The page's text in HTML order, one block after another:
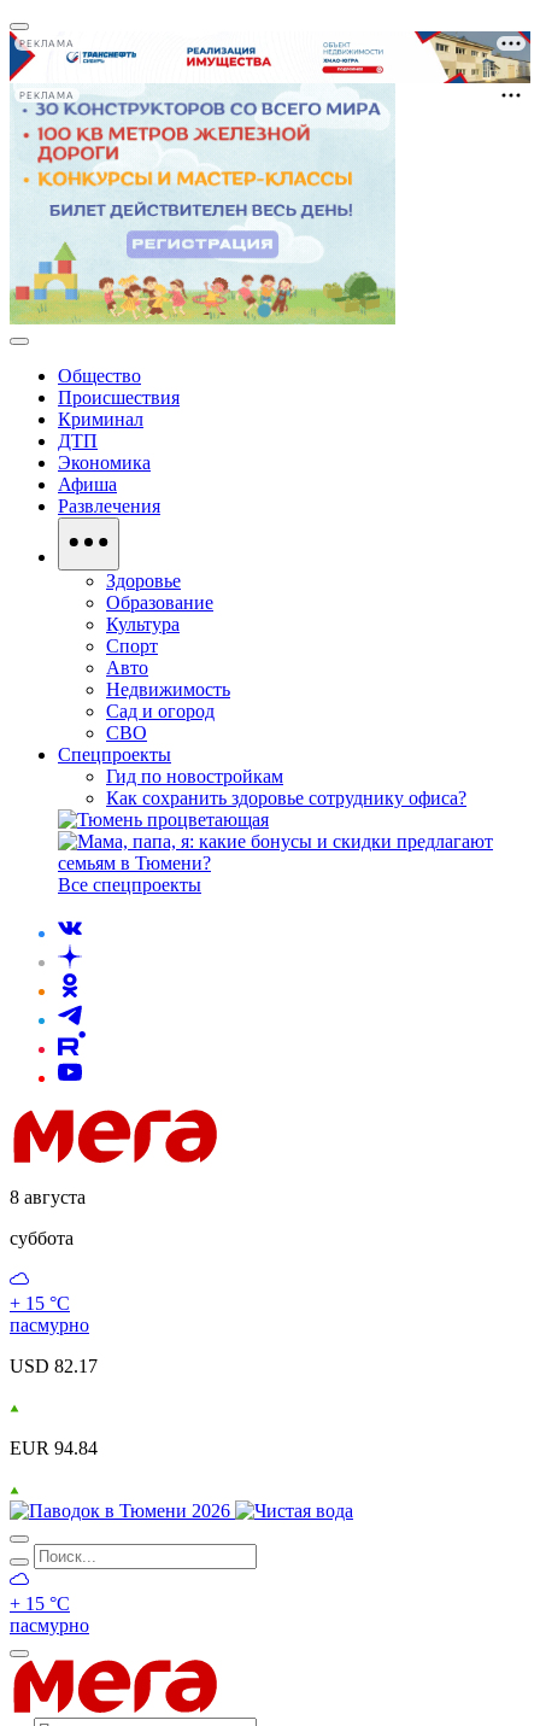
РЕКЛАМА
РЕКЛАМА
Общество
Происшествия
Криминал
ДТП
Экономика
Афиша
Развлечения
Здоровье
Образование
Культура
Спорт
Авто
Недвижимость
Сад и огород
СВО
Спецпроекты
Гид по новостройкам
Как сохранить здоровье сотруднику офиса?
Все спецпроекты
8 августа
суббота
+ 15 °С
пасмурно
USD 82.17
EUR 94.84
+ 15 °С
пасмурно